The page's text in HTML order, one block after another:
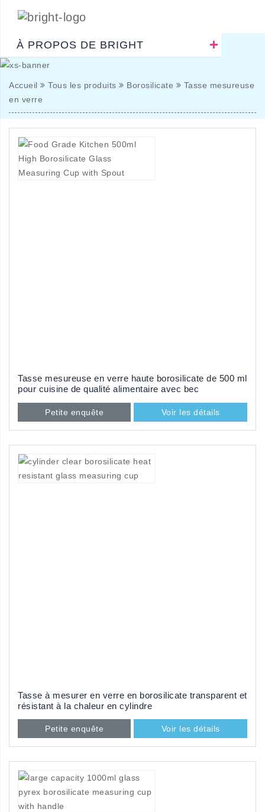
À PROPOS DE BRIGHT
Accueil Tous les produits Borosilicate
Tasse mesureuse
en verre
Tasse mesureuse en verre haute borosilicate de 500 ml
pour cuisine de qualité alimentaire avec bec
Petite enquête Voir les détails
Tasse à mesurer en verre en borosilicate transparent et
résistant à la chaleur en cylindre
Petite enquête Voir les détails